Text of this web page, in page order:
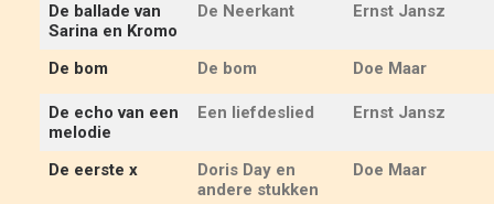
De ballade van
Sarina en Kromo
De Neerkant Ernst Jansz
De bom De bom Doe Maar
De echo van een
melodie
Een liefdeslied Ernst Jansz
De eerste x
Doris Day en
andere stukken
Doe Maar